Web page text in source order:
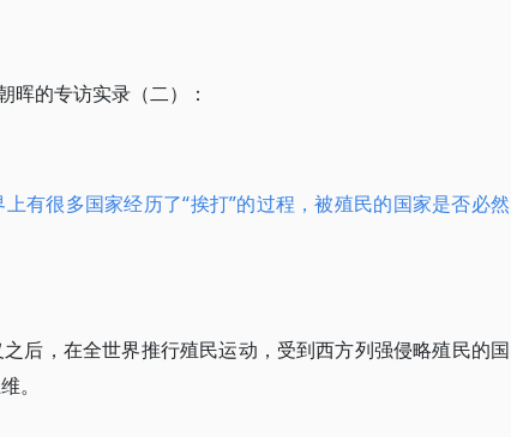
晖的专访实录（二）：
有很多国家经历了“挨打”的过程，被殖民的国家是否必然
后，在全世界推行殖民运动，受到西方列强侵略殖民的国
。